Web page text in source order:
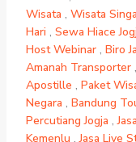
Wisata , Wisata
Hari , Sewa Hiace
Host Webinar, Biro
Amanah Transporter
Apostille , Paket
Negara , Bandung
Percutiang Jogja ,
Kemenlu ,Jasa Live